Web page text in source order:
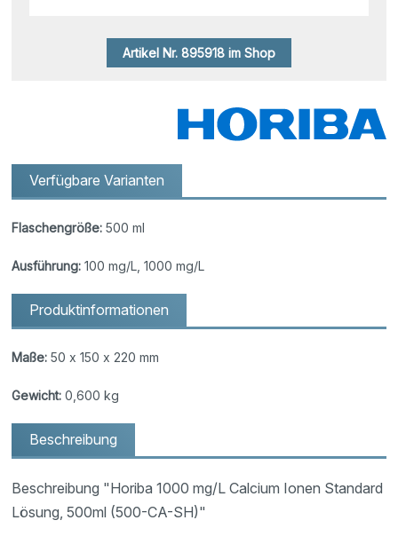
Artikel Nr. 895918 im Shop
Verfügbare Varianten
Flaschengröße: 500 ml
Ausführung: 100 mg/L, 1000 mg/L
Produktinformationen
Maße: 50 x 150 x 220 mm
Gewicht: 0,600 kg
Beschreibung
Beschreibung "Horiba 1000 mg/L Calcium Ionen Standard
Lösung, 500ml (500-CA-SH)"